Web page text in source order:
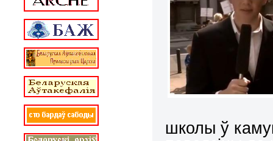
школы ў